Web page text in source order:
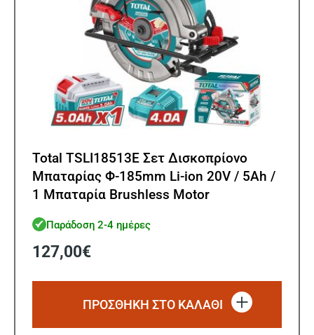
Total TSLI18513E Σετ Δισκοπρίονο
Μπαταρίας Φ-185mm Li-ion 20V / 5Ah /
1 Μπαταρία Brushless Motor
Παράδοση 2-4 ημέρες
127,00€
ΠΡΟΣΘΗΚΗ ΣΤΟ ΚΑΛΑΘΙ